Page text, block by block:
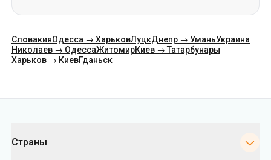
СловакияОдесса → ХарьковЛуцкДнепр → УманьУкраина
Николаев → ОдессаЖитомирКиев → Татарбунары
Харьков → КиевГданьск
Страны